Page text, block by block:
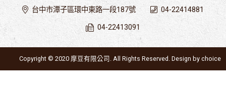
台中市潭子區環中東路一段187號 04-22414881
04-22413091
Copyright © 2020 摩豆有限公司. All Rights Reserved. Design by choice